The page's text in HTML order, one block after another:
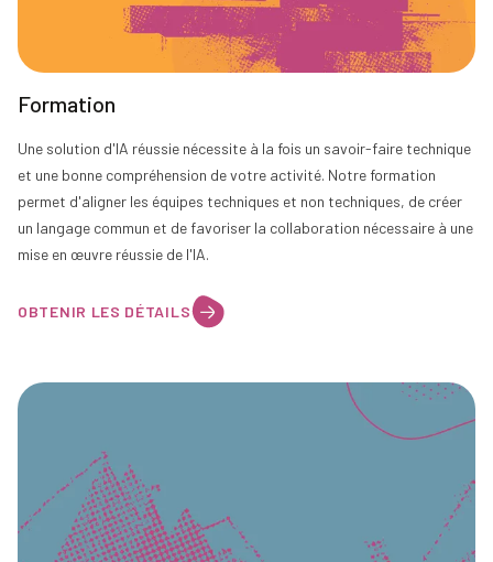
Formation
Une solution d'IA réussie nécessite à la fois un savoir-faire technique
et une bonne compréhension de votre activité. Notre formation
permet d'aligner les équipes techniques et non techniques, de créer
un langage commun et de favoriser la collaboration nécessaire à une
mise en œuvre réussie de l'IA.
OBTENIR LES DÉTAILS